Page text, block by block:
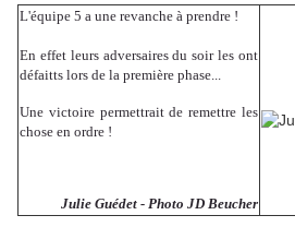
L'équipe 5 a une revanche à prendre !
En effet leurs adversaires du soir les ont
défaitts lors de la première phase...
Une victoire permettrait de remettre les
chose en ordre !
Julie Guédet - Photo JD Beucher